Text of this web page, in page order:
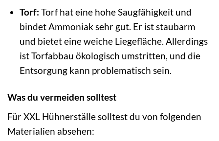
Torf: Torf hat eine hohe Saugfähigkeit und
bindet Ammoniak sehr gut. Er ist staubarm
und bietet eine weiche Liegefläche. Allerdings
ist Torfabbau ökologisch umstritten, und die
Entsorgung kann problematisch sein.
Was du vermeiden solltest
Für XXL Hühnerställe solltest du von folgenden
Materialien absehen: